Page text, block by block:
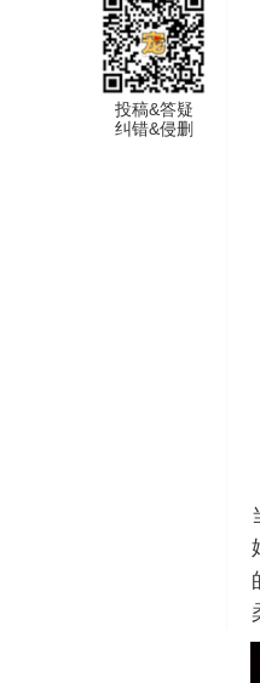
投稿&答疑
纠错&侵删